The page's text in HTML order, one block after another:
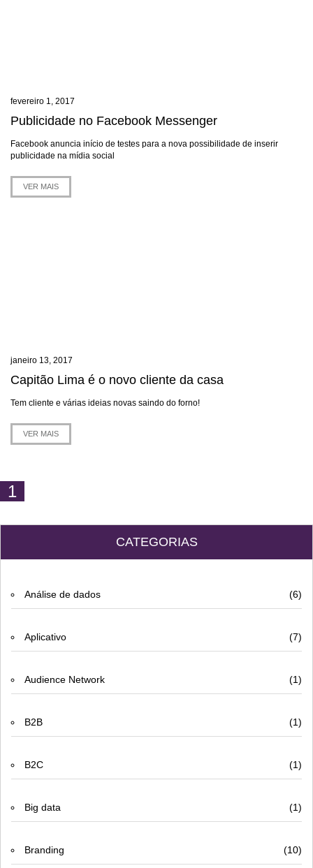
fevereiro 1, 2017
Publicidade no Facebook Messenger
Facebook anuncia início de testes para a nova possibilidade de inserir
publicidade na mídia social
VER MAIS
janeiro 13, 2017
Capitão Lima é o novo cliente da casa
Tem cliente e várias ideias novas saindo do forno!
VER MAIS
1
CATEGORIAS
Análise de dados (6)
Aplicativo (7)
Audience Network (1)
B2B (1)
B2C (1)
Big data (1)
Branding (10)